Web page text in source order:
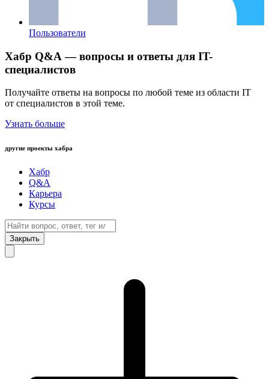
Пользователи
Хабр Q&A — вопросы и ответы для IT-
специалистов
Получайте ответы на вопросы по любой теме из области IT
от специалистов в этой теме.
Узнать больше
другие проекты хабра
Хабр
Q&A
Карьера
Курсы
Закрыть